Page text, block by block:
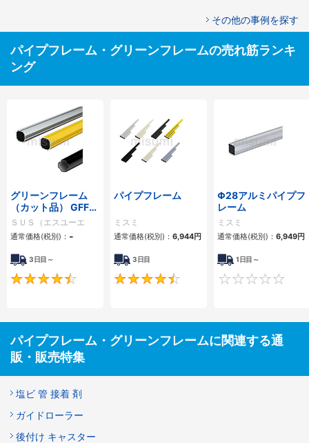
その他の事例を探す
パイプフレーム・グリーンフレームの売れ筋ランキ
ング
グリーンフレーム
（カット品） GFFシ
リーズ
ＳＵＳ（エスユーエ
ス）
通常価格(税別)： -
3日目～
4.6
パイプフレーム
ミスミ
通常価格(税別)： 6,944円
3日目
4.7
Φ28アルミパイプフ
レーム
ミスミ
通常価格(税別)： 6,949円
1日目～
パイプフレーム・グリーンフレームに関連する通
販・販売特集
塩ビ 管 接着 剤
ガイドローラー
後付け キャスター